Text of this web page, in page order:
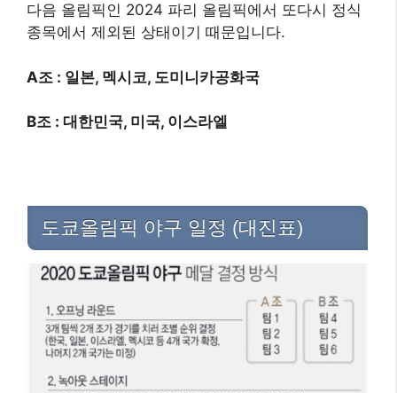
다음 올림픽인 2024 파리 올림픽에서 또다시 정식
종목에서 제외된 상태이기 때문입니다.
A조 : 일본, 멕시코, 도미니카공화국
B조 : 대한민국, 미국, 이스라엘
도쿄올림픽 야구 일정 (대진표)